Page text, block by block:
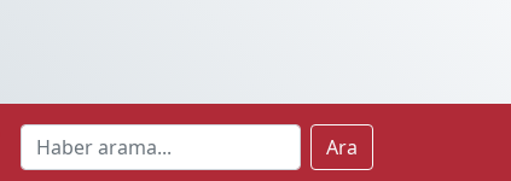
Ara